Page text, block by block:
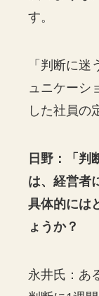
す。
「判断に
ュニケーシ
した社員の
日野：「判
は、経営者
具体的には
ょうか？
永井氏：あ